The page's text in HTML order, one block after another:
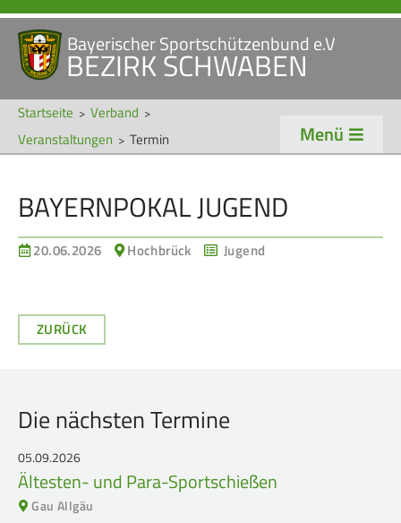
Bayerischer Sportschützenbund e.V
BEZIRK SCHWABEN
Startseite
Verband
Veranstaltungen
Termin Menü
BAYERNPOKAL JUGEND
20.06.2026 Hochbrück Jugend
ZURÜCK
Die nächsten Termine
05.09.2026
Ältesten- und Para-Sportschießen
Gau Allgäu
Navigation
überspringen
STARTSEITE
VERANSTALTUNGEN
NEWS
Navigation
Veranstaltungen
Bezirk Schwaben
Gaue & Mitglieder
Referenten
Service
Schützentradition
Bezirksschützen­tag
SPORT
Schützensport